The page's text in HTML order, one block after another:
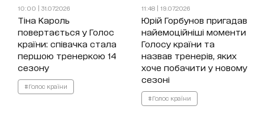
10:00 | 31.07.2026
Тіна Кароль
повертається у Голос
країни: співачка стала
першою тренеркою 14
сезону
#Голос країни
11:48 | 19.07.2026
Юрій Горбунов пригадав
найемоційніші моменти
Голосу країни та
назвав тренерів, яких
хоче побачити у новому
сезоні
#Голос країни